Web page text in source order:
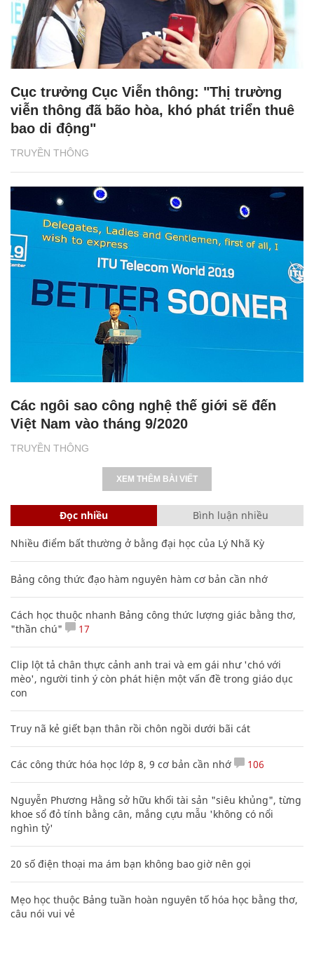
TRUYỀN THÔNG
Cục trưởng Cục Viễn thông: "Thị trường
viễn thông đã bão hòa, khó phát triển thuê
bao di động"
TRUYỀN THÔNG
Các ngôi sao công nghệ thế giới sẽ đến
Việt Nam vào tháng 9/2020
XEM THÊM BÀI VIẾT
Đọc nhiều Bình luận nhiều
Nhiều điểm bất thường ở bằng đại học của Lý Nhã Kỳ
Bảng công thức đạo hàm nguyên hàm cơ bản cần nhớ
Cách học thuộc nhanh Bảng công thức lượng giác bằng thơ,
"thần chú"
17
Clip lột tả chân thực cảnh anh trai và em gái như 'chó với
mèo', người tinh ý còn phát hiện một vấn đề trong giáo dục
con
Truy nã kẻ giết bạn thân rồi chôn ngồi dưới bãi cát
Các công thức hóa học lớp 8, 9 cơ bản cần nhớ 106
Nguyễn Phương Hằng sở hữu khối tài sản "siêu khủng", từng
khoe sổ đỏ tính bằng cân, mắng cựu mẫu 'không có nổi
nghìn tỷ'
20 số điện thoại ma ám bạn không bao giờ nên gọi
Mẹo học thuộc Bảng tuần hoàn nguyên tố hóa học bằng thơ,
câu nói vui vẻ